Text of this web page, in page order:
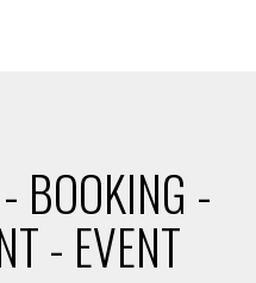
BOOKING -
- EVENT